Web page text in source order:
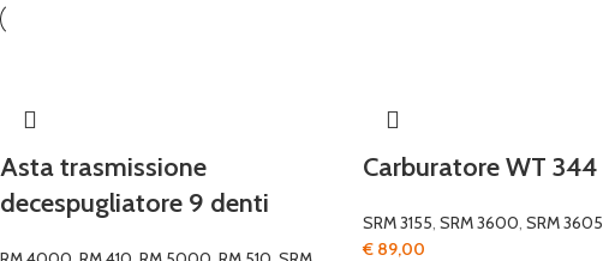
Asta trasmissione
decespugliatore 9 denti
Carburatore WT 344
SRM 3155, SRM 3600, SRM 3605
€89,00